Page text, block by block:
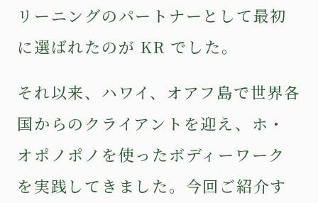
リーニングのパートナーとして最初
に選ばれたのが KR でした。
それ以来、ハワイ、オアフ島で世界各
国からのクライアントを迎え、 ホ・
オポノポノ を使ったボディーワーク
を実践してきました。今回ご紹介す